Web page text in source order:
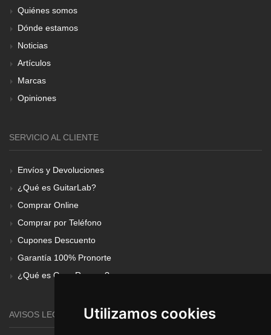
Utilizamos cookies
Quiénes somos
Dónde estamos
Noticias
Artículos
Marcas
Opiniones
SERVICIO AL CLIENTE
Envíos y Devoluciones
¿Qué es GuitarLab?
Comprar Online
Comprar por Teléfono
Cupones Descuento
Garantía 100% Pronorte
¿Qué es Gear Renove?
AVISOS LEGALES